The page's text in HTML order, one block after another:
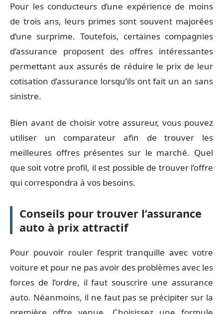
Pour les conducteurs d’une expérience de moins
de trois ans, leurs primes sont souvent majorées
d’une surprime. Toutefois, certaines compagnies
d’assurance proposent des offres intéressantes
permettant aux assurés de réduire le prix de leur
cotisation d’assurance lorsqu’ils ont fait un an sans
sinistre.
Bien avant de choisir votre assureur, vous pouvez
utiliser un comparateur afin de trouver les
meilleures offres présentes sur le marché. Quel
que soit votre profil, il est possible de trouver l’offre
qui correspondra à vos besoins.
Conseils pour trouver l’assurance
auto à prix attractif
Pour pouvoir rouler l’esprit tranquille avec votre
voiture et pour ne pas avoir des problèmes avec les
forces de l’ordre, il faut souscrire une assurance
auto. Néanmoins, il ne faut pas se précipiter sur la